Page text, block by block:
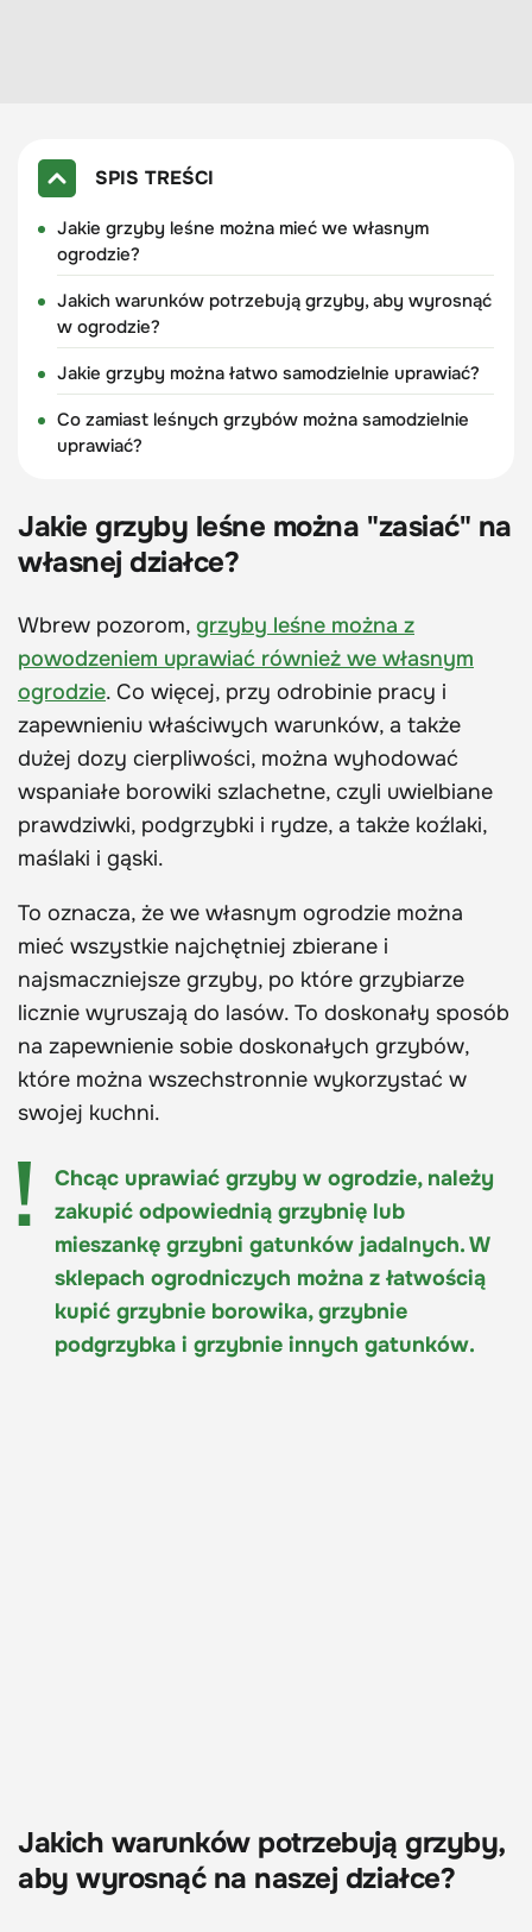
SPIS TREŚCI
Jakie grzyby leśne można mieć we własnym
ogrodzie?
Jakich warunków potrzebują grzyby, aby wyrosnąć
w ogrodzie?
Jakie grzyby można łatwo samodzielnie uprawiać?
Co zamiast leśnych grzybów można samodzielnie
uprawiać?
Jakie grzyby leśne można "zasiać" na
własnej działce?
Wbrew pozorom, grzyby leśne można z
powodzeniem uprawiać również we własnym
ogrodzie. Co więcej, przy odrobinie pracy i
zapewnieniu właściwych warunków, a także
dużej dozy cierpliwości, można wyhodować
wspaniałe borowiki szlachetne, czyli uwielbiane
prawdziwki, podgrzybki i rydze, a także koźlaki,
maślaki i gąski.
To oznacza, że we własnym ogrodzie można
mieć wszystkie najchętniej zbierane i
najsmaczniejsze grzyby, po które grzybiarze
licznie wyruszają do lasów. To doskonały sposób
na zapewnienie sobie doskonałych grzybów,
które można wszechstronnie wykorzystać w
swojej kuchni.
Chcąc uprawiać grzyby w ogrodzie, należy
zakupić odpowiednią grzybnię lub
mieszankę grzybni gatunków jadalnych. W
sklepach ogrodniczych można z łatwością
kupić grzybnie borowika, grzybnie
podgrzybka i grzybnie innych gatunków.
Jakich warunków potrzebują grzyby,
aby wyrosnąć na naszej działce?